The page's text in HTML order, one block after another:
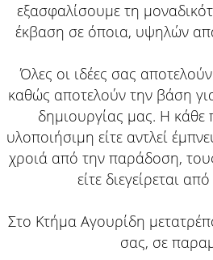
εξασφαλίσουμε τη
έκβαση σε όποια, υψηλών
Όλες οι ιδέες σας
καθώς αποτελούν την βάση
δημιουργίας μας. Η κάθε
υλοποιήσιμη είτε αντλεί
χροιά από την παράδοση,
είτε διεγείρεται
Στο Κτήμα Αγουρίδη
σας, σε